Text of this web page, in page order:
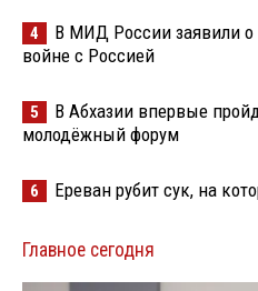
4
В МИД России заявили о
войне с Россией
5
В Абхазии впервые
молодёжный форум
6 Ереван рубит сук, на
Главное сегодня